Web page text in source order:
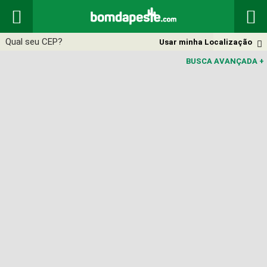
 

Usar minha Localização
BUSCA AVANÇADA +